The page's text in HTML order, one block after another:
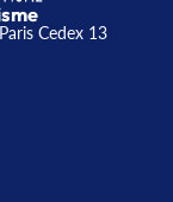
Cedex 13